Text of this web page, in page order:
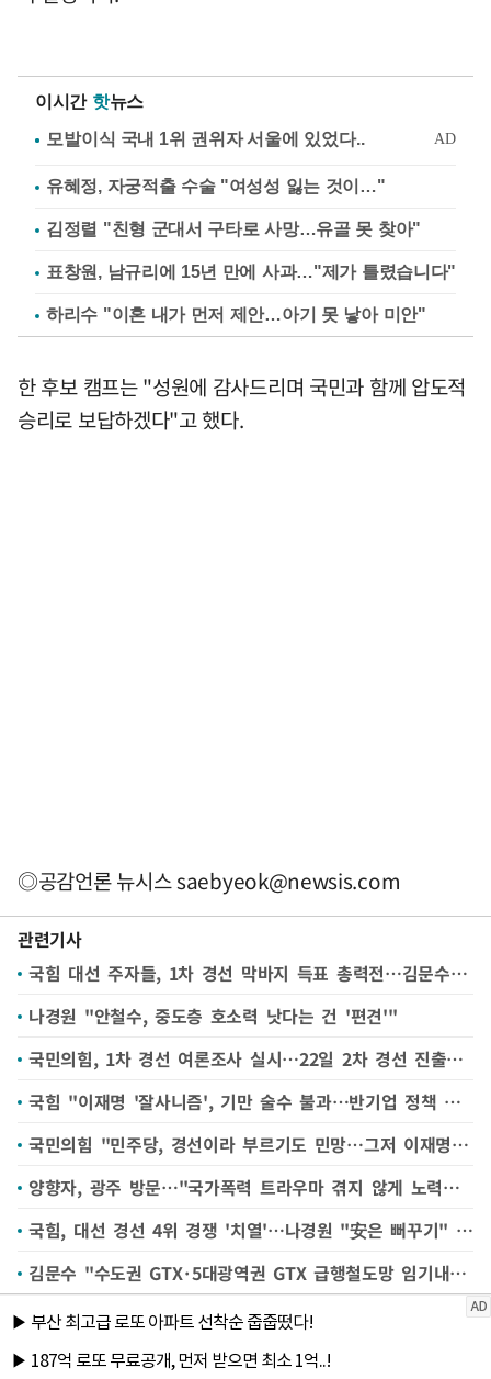
이시간 핫뉴스
유혜정, 자궁적출 수술 "여성성 잃는 것이…"
김정렬 "친형 군대서 구타로 사망…유골 못 찾아"
표창원, 남규리에 15년 만에 사과…"제가 틀렸습니다"
하리수 "이혼 내가 먼저 제안…아기 못 낳아 미안"
한 후보 캠프는 "성원에 감사드리며 국민과 함께 압도적
승리로 보답하겠다"고 했다.
◎공감언론 뉴시스saebyeok@newsis.com
관련기사
국힘 대선 주자들, 1차 경선 막바지 득표 총력전…김문수·홍준표 정책 행보, 한동훈·나경원·안철수 영남서 러브콜
나경원 "안철수, 중도층 호소력 낫다는 건 '편견'"
국민의힘, 1차 경선 여론조사 실시…22일 2차 경선 진출자 4명 발표
국힘 "이재명 '잘사니즘', 기만 술수 불과…반기업 정책 철회하라"
국민의힘 "민주당, 경선이라 부르기도 민망…그저 이재명 찬양만"
양향자, 광주 방문…"국가폭력 트라우마 겪지 않게 노력할 것"
국힘, 대선 경선 4위 경쟁 '치열'…나경원 "安은 뻐꾸기" 안철수 "몰염치의 끝"
김문수 "수도권 GTX·5대광역권 GTX 급행철도망 임기내 완성·추진"